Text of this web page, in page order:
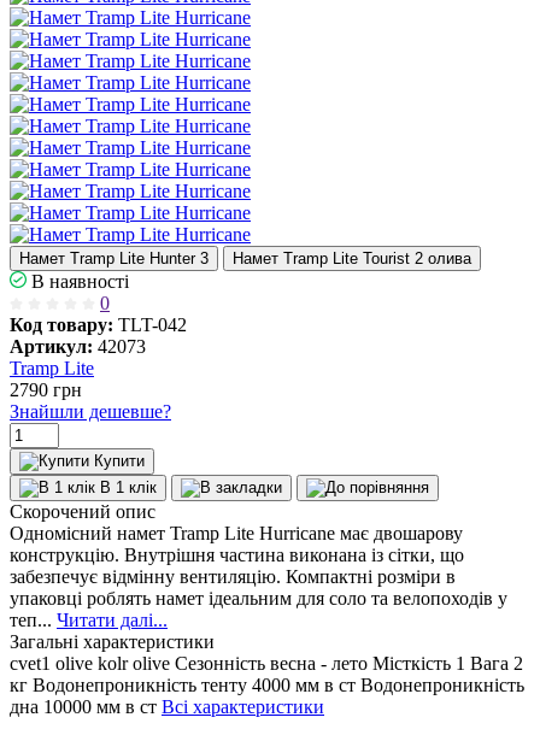
Намет Tramp Lite Hunter 3 Намет Tramp Lite Tourist 2 олива
В наявності
0
Код товару: TLT-042
Артикул: 42073
Tramp Lite
2790 грн
Знайшли дешевше?
Купити
В 1 клік
Скорочений опис
Одномісний намет Tramp Lite Hurricane має двошарову
конструкцію. Внутрішня частина виконана із сітки, що
забезпечує відмінну вентиляцію. Компактні розміри в
упаковці роблять намет ідеальним для соло та велопоходів у
теп... Читати далі...
Загальні характеристики
cvet1 olive kolr olive Сезонність весна - лето Місткість 1 Вага 2
кг Водонепроникність тенту 4000 мм в ст Водонепроникність
дна 10000 мм в ст Всі характеристики